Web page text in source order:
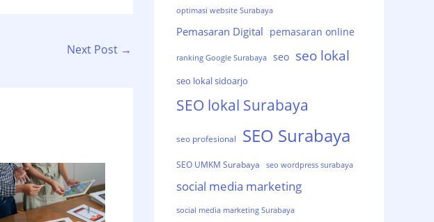
Next Post →
optimasi website Surabaya
Pemasaran Digital pemasaran online
ranking Google Surabaya seo seo lokal
seo lokal sidoarjo
SEO lokal Surabaya
seo profesional SEO Surabaya
SEO UMKM Surabaya seo wordpress surabaya
social media marketing
social media marketing Surabaya